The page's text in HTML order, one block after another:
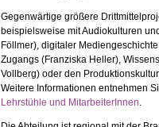
Gegenwärtige größere
beispielsweise mit Audiokulturen
Föllmer), digitaler
Zugangs (Franziska Heller),
Vollberg) oder den
Weitere Informationen entnehmen
Lehrstühle und MitarbeiterInnen.